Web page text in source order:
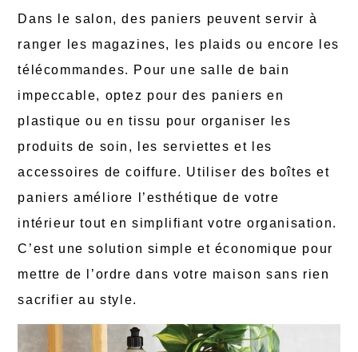
Dans le salon, des paniers peuvent servir à
ranger les magazines, les plaids ou encore les
télécommandes. Pour une salle de bain
impeccable, optez pour des paniers en
plastique ou en tissu pour organiser les
produits de soin, les serviettes et les
accessoires de coiffure. Utiliser des boîtes et
paniers améliore l’esthétique de votre
intérieur tout en simplifiant votre organisation.
C’est une solution simple et économique pour
mettre de l’ordre dans votre maison sans rien
sacrifier au style.